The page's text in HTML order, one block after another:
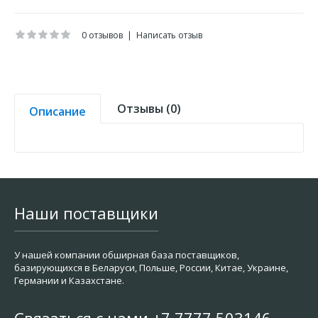
0 отзывов | Написать отзыв
Описание Отзывы (0)
Наши поставщики
У нашей компании обширная база поставщиков,
базирующихся в Беларуси, Польше, России, Китае, Украине,
Германии и Казахстане.